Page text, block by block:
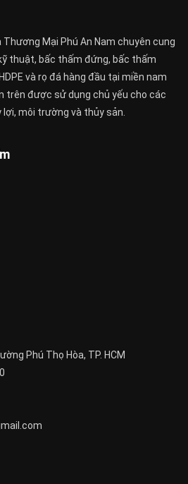
Thương Mại Phú An Nam chuyên cung
thuật, bấc thấm đứng, bấc thấm
và rọ đá hàng đầu tại miền nam
trên được sử dụng chủ yếu cho các
môi trường và thủy sản.
Phú Thọ Hòa, TP. HCM